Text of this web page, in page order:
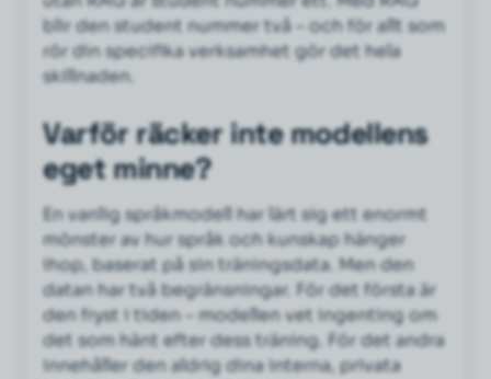
blir den student nummer två – och för allt som
rör din specifika verksamhet gör det hela
skillnaden.
Varför räcker inte modellens
eget minne?
En vanlig språkmodell har lärt sig ett enormt
mönster av hur språk och kunskap hänger
ihop, baserat på sin träningsdata. Men den
datan har två begränsningar. För det första är
den fryst i tiden – modellen vet ingenting om
det som hänt efter dess träning. För det andra
innehåller den aldrig dina interna, privata